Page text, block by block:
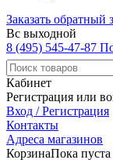
Заказать обратный
Вс выходной
8 (495) 545-47-87
Кабинет
Регистрация или
Вход / Регистрация
Контакты
Адреса магазинов
КорзинаПока пуста